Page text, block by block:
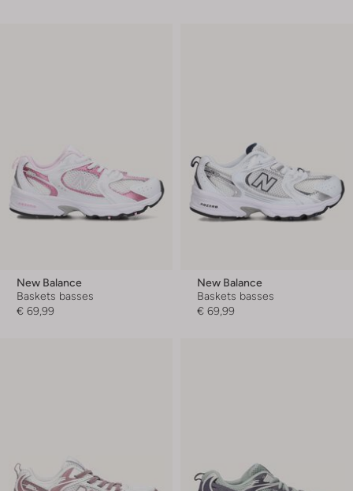
New Balance
Baskets basses
€ 69,99
New Balance
Baskets basses
€ 69,99